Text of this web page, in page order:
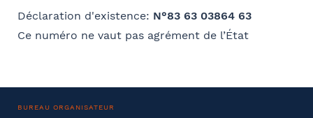
Déclaration d'existence: N°83 63 03864 63
Ce numéro ne vaut pas agrément de l’État
BUREAU ORGANISATEUR